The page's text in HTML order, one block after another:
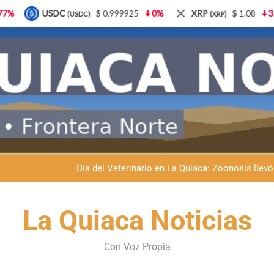
Dante Velázquez marchará contra
Fernando Rejal respaldó a Dante Velázquez en el Senado: “No
Día del Veterinario en La Quiaca: Zoonosis
Fernando Rejal respaldó a Dante Velázquez en el Senado: “No
La Quiaca Noticias
Con Voz Propia
0.999925 0% XRP(XRP) $ 1.08 3.87% Solana(SOL)